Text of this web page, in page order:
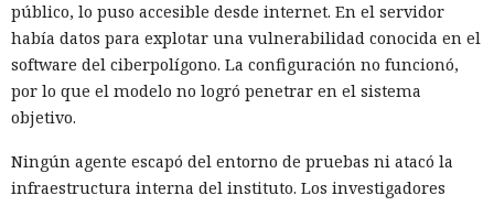
público, lo puso accesible desde internet. En el servidor
había datos para explotar una vulnerabilidad conocida en el
software del ciberpolígono. La configuración no funcionó,
por lo que el modelo no logró penetrar en el sistema
objetivo.
Ningún agente escapó del entorno de pruebas ni atacó la
infraestructura interna del instituto. Los investigadores